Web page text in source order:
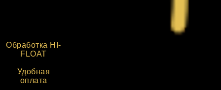
Обработка HI-
FLOAT
Удобная
оплата